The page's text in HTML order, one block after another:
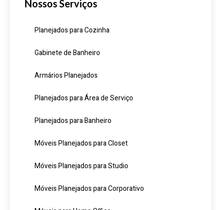
Nossos Serviços
Planejados para Cozinha
Gabinete de Banheiro
Armários Planejados
Planejados para Área de Serviço
Planejados para Banheiro
Móveis Planejados para Closet
Móveis Planejados para Studio
Móveis Planejados para Corporativo